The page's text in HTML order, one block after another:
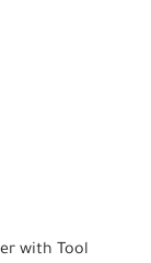
with Tool